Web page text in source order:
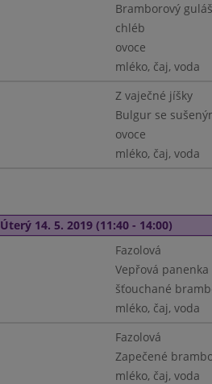
Bramborový guláš
chléb
ovoce
mléko, čaj, voda
Z vaječné jíšky
Bulgur se
ovoce
mléko, čaj, voda
Úterý 14. 5. 2019 (11:40 - 14:00)
Fazolová
Vepřová panenka
šťouchané
mléko, čaj, voda
Fazolová
Zapečené
mléko, čaj, voda